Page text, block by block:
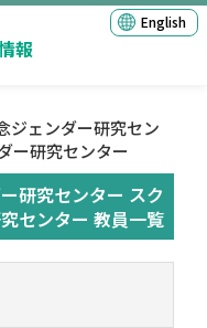
報
English
ジェンダー研究セン
ー研究センター
研究センター スク
センター 教員一覧